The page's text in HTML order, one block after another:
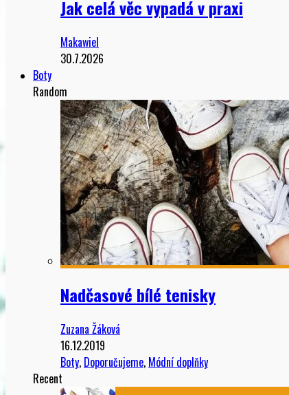
Jak celá věc vypadá v praxi
Makawiel
30.7.2026
Boty
Random
Nadčasové bílé tenisky
Zuzana Žáková
16.12.2019
Boty, Doporučujeme, Módní doplňky
Recent